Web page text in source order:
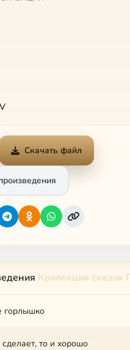
Скачать файл
Коллекция сказок
горлышко
то и хорошо